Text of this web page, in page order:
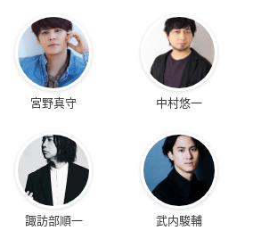
宮野真守 中村悠一
諏訪部順一 武内駿輔